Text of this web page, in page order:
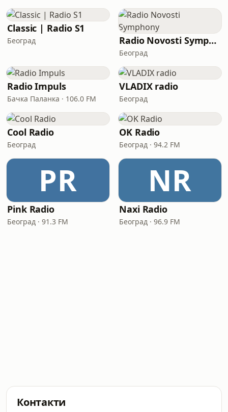
Classic | Radio S1
Београд Radio Novosti Symphony
Београд
Radio Impuls
Бачка Паланка · 106.0 FM
VLADIX radio
Београд
Cool Radio
Београд
OK Radio
Београд · 94.2 FM
PR
Pink Radio
Београд · 91.3 FM
NR
Naxi Radio
Београд · 96.9 FM
Контакти